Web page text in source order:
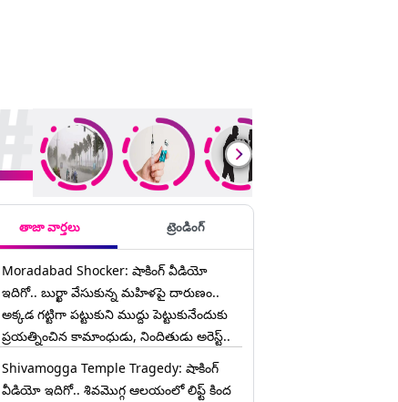
తాజా వార్తలు ట్రెండింగ్
Moradabad Shocker: షాకింగ్ వీడియో
ఇదిగో.. బుర్ఖా వేసుకున్న మహిళపై దారుణం..
అక్కడ గట్టిగా పట్టుకుని ముద్దు పెట్టుకునేందుకు
ప్రయత్నించిన కామాంధుడు, నిందితుడు అరెస్ట్..
Shivamogga Temple Tragedy: షాకింగ్
వీడియో ఇదిగో.. శివమొగ్గ ఆలయంలో లిఫ్ట్ కింద